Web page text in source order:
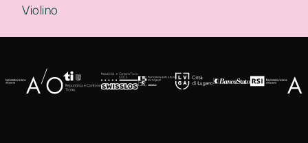
Violino